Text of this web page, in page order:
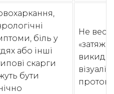
біль у
або інші
скарги
бути
Не